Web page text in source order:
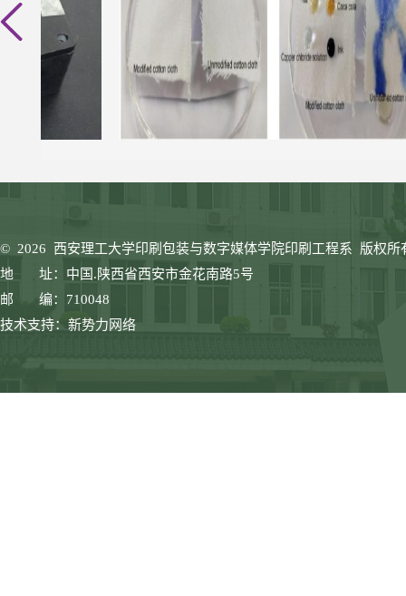
© 2026 西安理工大学印刷包装与数字媒体学院印刷工程系 版权所
地 址：中国.陕西省西安市金花南路5号
邮 编：710048
技术支持：新势力网络